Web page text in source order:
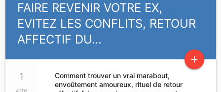
FAIRE REVENIR VOTRE EX,
EVITEZ LES CONFLITS, RETOUR
AFFECTIF DU…
add
1
vote
Comment trouver un vrai marabout,
envoûtement amoureux, rituel de retour